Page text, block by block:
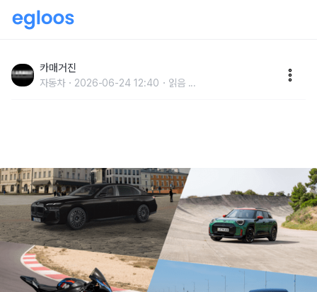
전동화·퍼포먼스 강조한다
카매거진
자동차 2026-06-24 12:40 읽음 ...